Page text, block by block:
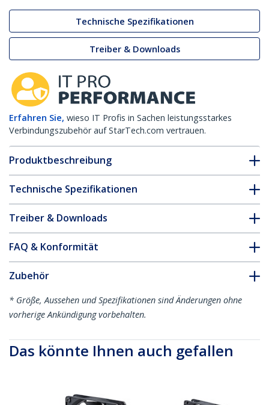
Technische Spezifikationen
Treiber & Downloads
Erfahren Sie, wieso IT Profis in Sachen leistungsstarkes
Verbindungszubehör auf StarTech.com vertrauen.
Produktbeschreibung
Technische Spezifikationen
Treiber & Downloads
FAQ & Konformität
Zubehör
* Größe, Aussehen und Spezifikationen sind Änderungen ohne
vorherige Ankündigung vorbehalten.
Das könnte Ihnen auch gefallen